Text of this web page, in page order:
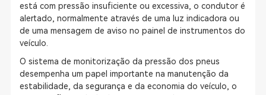
está com pressão insuficiente ou excessiva, o condutor é
alertado, normalmente através de uma luz indicadora ou
de uma mensagem de aviso no painel de instrumentos do
veículo.
O sistema de monitorização da pressão dos pneus
desempenha um papel importante na manutenção da
estabilidade, da segurança e da economia do veículo, o